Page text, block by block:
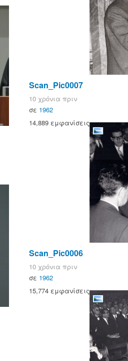
Scan_Pic0007
10 χρόνια πριν
σε 1962
14,889 εμφανίσεις
Scan_Pic0006
10 χρόνια πριν
σε 1962
15,774 εμφανίσεις